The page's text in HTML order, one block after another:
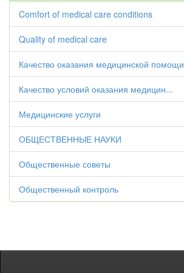
Comfort of medical care conditions
Quality of medical care
Качество оказания медицинской помощи
Качество условий оказания медицин...
Медицинские услуги
ОБЩЕСТВЕННЫЕ НАУКИ
Общественные советы
Общественный контроль